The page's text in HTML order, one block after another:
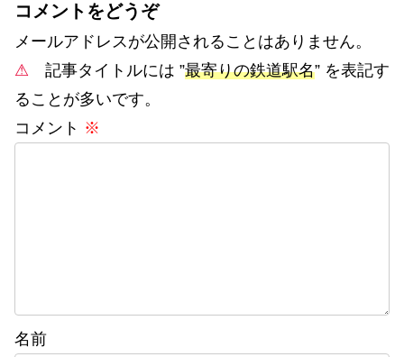
コメントをどうぞ
メールアドレスが公開されることはありません。
⚠ 記事タイトルには ”最寄りの鉄道駅名” を表記す
ることが多いです。
コメント ※
名前